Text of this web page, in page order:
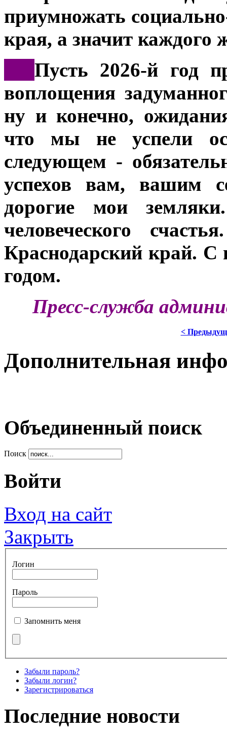
приумножать
края, а значит каждого
Пусть 2026-й год
воплощения
ну и конечно,
что мы не успели
следующем -
успехов вам, вашим
дорогие мои
человеческого
Краснодарский край.
годом.
Пресс-служба
<
Дополнительная
Объединенный поиск
Поиск
Войти
Вход на сайт
Закрыть
Логин
Пароль
Запомнить меня
Забыли пароль?
Забыли логин?
Зарегистрироваться
Последние новости